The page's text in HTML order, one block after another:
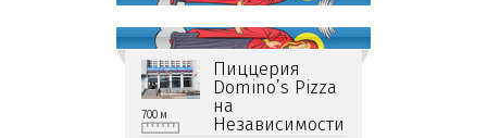
Пиццерия
Domino’s Pizza
на
Независимости
700 м